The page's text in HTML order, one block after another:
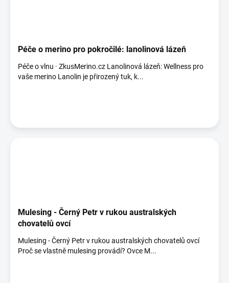
Péče o merino pro pokročilé: lanolinová lázeň
Péče o vlnu · ZkusMerino.cz Lanolinová lázeň: Wellness pro
vaše merino Lanolin je přirozený tuk, k...
Mulesing - Černý Petr v rukou australských
chovatelů ovcí
Mulesing - Černý Petr v rukou australských chovatelů ovcí
Proč se vlastně mulesing provádí? Ovce M...